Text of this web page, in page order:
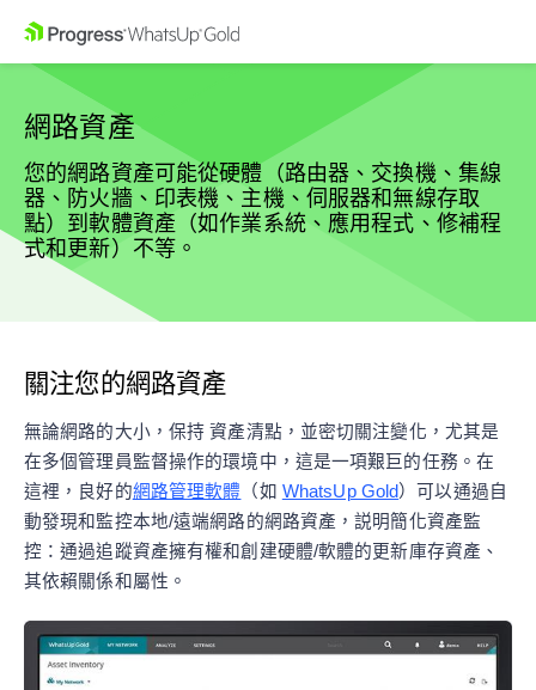
網路資產
您的網路資產可能從硬體（路由器、交換機、集線
器、防火牆、印表機、主機、伺服器和無線存取
點）到軟體資產（如作業系統、應用程式、修補程
式和更新）不等。
關注您的網路資產
無論網路的大小，保持 資產清點，並密切關注變化，尤其是
在多個管理員監督操作的環境中，這是一項艱巨的任務。在
這裡，良好的網路管理軟體 （如 WhatsUp Gold ）可以通過自
動發現和監控本地/遠端網路的網路資產，説明簡化資產監
控：通過追蹤資產擁有權和創建硬體/軟體的更新庫存資產、
其依賴關係和屬性。